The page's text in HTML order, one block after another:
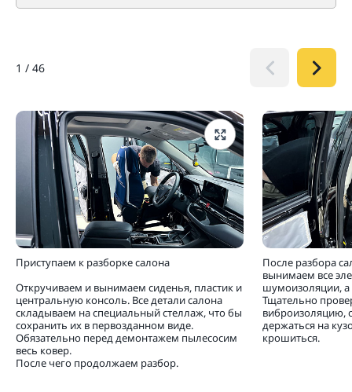
1 / 46
Приступаем к разборке салона
Откручиваем и вынимаем сиденья, пластик и
центральную консоль. Все детали салона
складываем на специальный стеллаж, что бы
сохранить их в первозданном виде.
Обязательно перед демонтажем пылесосим
весь ковер.
После чего продолжаем разбор.
После разбора
вынимаем все
шумоизоляции, а
Тщательно
виброизоляцию,
держаться на
крошиться.